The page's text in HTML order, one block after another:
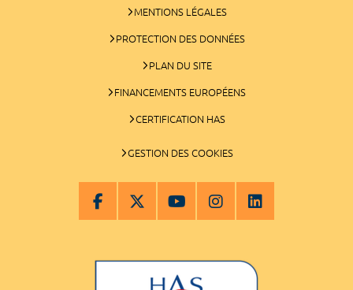
MENTIONS LÉGALES
PROTECTION DES DONNÉES
PLAN DU SITE
FINANCEMENTS EUROPÉENS
CERTIFICATION HAS
GESTION DES COOKIES